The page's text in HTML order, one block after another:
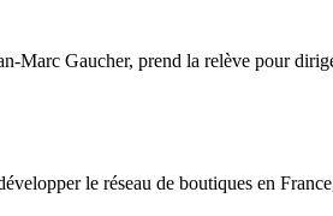
Gaucher, prend la relève pour
le réseau de boutiques en